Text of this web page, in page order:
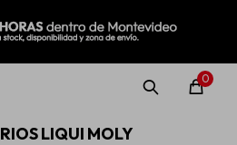
0
LIQUI MOLY
MI CUENTA
Rolling Repuestos